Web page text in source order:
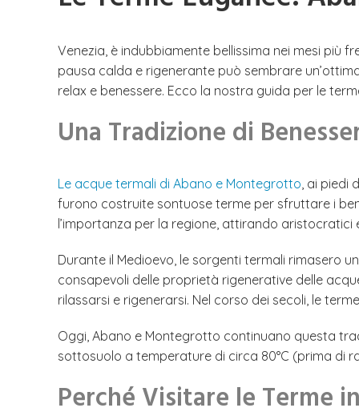
Venezia, è indubbiamente bellissima nei mesi più
pausa calda e rigenerante può sembrare
relax e benessere. Ecco la nostra guida per le
Una Tradizione di
Le acque termali di Abano e Montegrotto, ai piedi
furono costruite sontuose terme per sfruttare i
l’importanza per la regione, attirando
Durante il Medioevo, le sorgenti termali rimasero
consapevoli delle proprietà rigenerative delle
rilassarsi e rigenerarsi. Nel corso dei secoli, le
Oggi, Abano e Montegrotto continuano questa
sottosuolo a temperature di circa 80°C (prima di
Perché Visitare le Terme